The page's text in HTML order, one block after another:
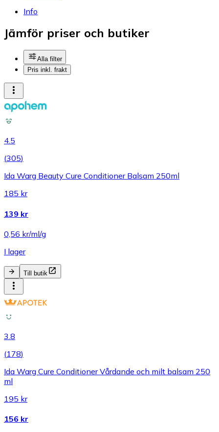
Info
Jämför priser och butiker
Alla filter
Pris inkl. frakt
4.5
(305)
Ida Warg Beauty Cure Conditioner Balsam 250ml
185 kr
139 kr
0,56 kr/ml/g
I lager
Till butik
3.8
(178)
Ida Warg Cure Conditioner Vårdande och milt balsam 250
ml
195 kr
156 kr